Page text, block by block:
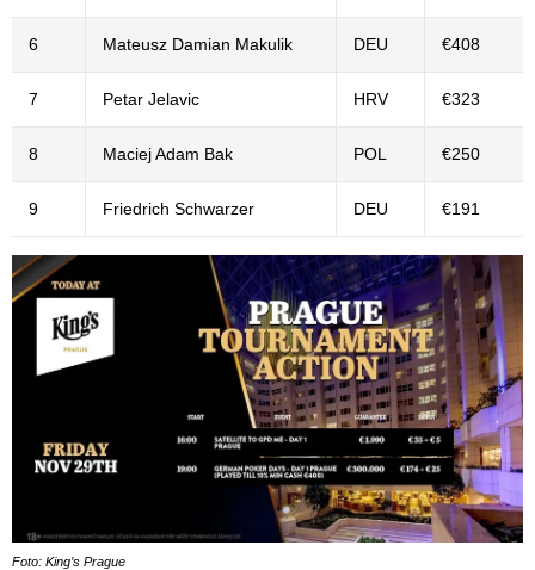
6 Mateusz Damian Makulik DEU €408
7 Petar Jelavic HRV €323
8 Maciej Adam Bak POL €250
9 Friedrich Schwarzer DEU €191
Foto: King’s Prague